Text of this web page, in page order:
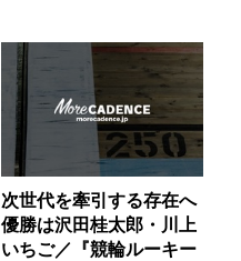
次世代を牽引する存在へ
優勝は沢田桂太郎・川上
いちご／『競輪ルーキー